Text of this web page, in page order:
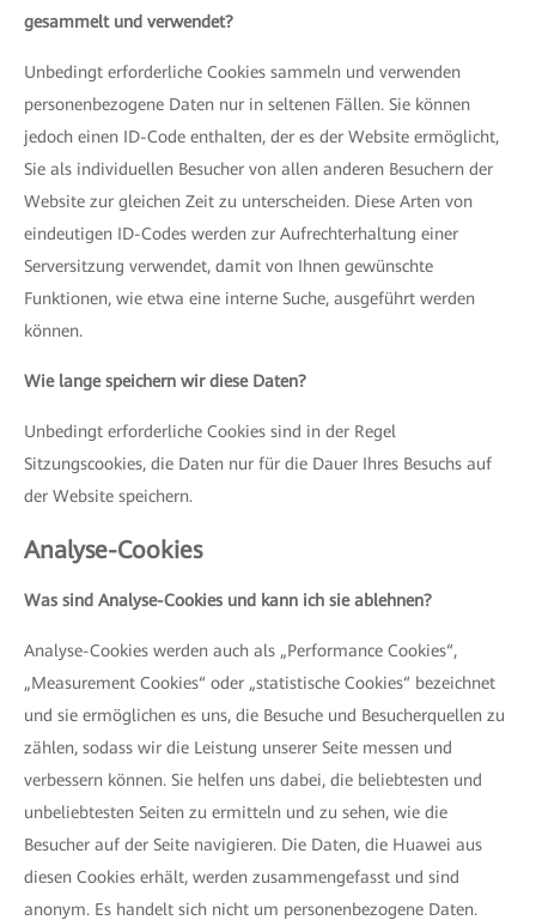
gesammelt und verwendet?
Unbedingt erforderliche Cookies sammeln und verwenden
personenbezogene Daten nur in seltenen Fällen. Sie können
jedoch einen ID-Code enthalten, der es der Website ermöglicht,
Sie als individuellen Besucher von allen anderen Besuchern der
Website zur gleichen Zeit zu unterscheiden. Diese Arten von
eindeutigen ID-Codes werden zur Aufrechterhaltung einer
Serversitzung verwendet, damit von Ihnen gewünschte
Funktionen, wie etwa eine interne Suche, ausgeführt werden
können.
Wie lange speichern wir diese Daten?
Unbedingt erforderliche Cookies sind in der Regel
Sitzungscookies, die Daten nur für die Dauer Ihres Besuchs auf
der Website speichern.
Analyse-Cookies
Was sind Analyse-Cookies und kann ich sie ablehnen?
Analyse-Cookies werden auch als „Performance Cookies“,
„Measurement Cookies“ oder „statistische Cookies“ bezeichnet
und sie ermöglichen es uns, die Besuche und Besucherquellen zu
zählen, sodass wir die Leistung unserer Seite messen und
verbessern können. Sie helfen uns dabei, die beliebtesten und
unbeliebtesten Seiten zu ermitteln und zu sehen, wie die
Besucher auf der Seite navigieren. Die Daten, die Huawei aus
diesen Cookies erhält, werden zusammengefasst und sind
anonym. Es handelt sich nicht um personenbezogene Daten.